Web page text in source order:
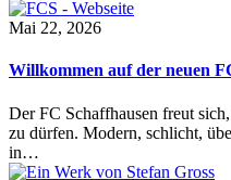
Mai 22, 2026
Willkommen auf der neuen
Der FC Schaffhausen freut
zu dürfen. Modern, schlicht,
in…